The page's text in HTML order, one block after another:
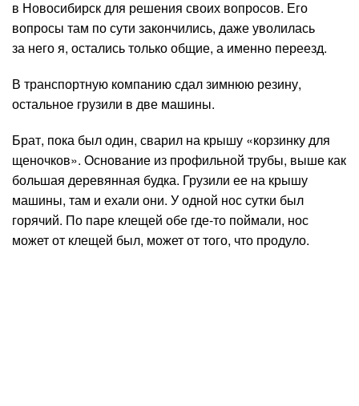
в Новосибирск для решения своих вопросов. Его
вопросы там по сути закончились, даже уволилась
за него я, остались только общие, а именно переезд.
В транспортную компанию сдал зимнюю резину,
остальное грузили в две машины.
Брат, пока был один, сварил на крышу «корзинку для
щеночков». Основание из профильной трубы, выше как
большая деревянная будка. Грузили ее на крышу
машины, там и ехали они. У одной нос сутки был
горячий. По паре клещей обе где-то поймали, нос
может от клещей был, может от того, что продуло.